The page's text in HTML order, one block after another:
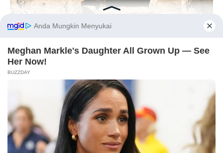
BUZZ DAY
Jesus' Tomb Is Opened And Scientists Make An Incredible
Before You Go